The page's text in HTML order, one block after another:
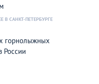
В САНКТ-ПЕТЕРБУРГЕ
горнолыжных
России